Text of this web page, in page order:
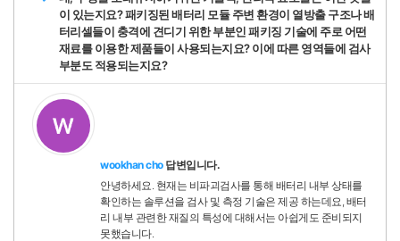
이 있는지요? 패키징된 배터리 모듈 주변 환경이 열방출 구조나 배
터리셀들이 충격에 견디기 위한 부분인 패키징 기술에 주로 어떤
재료를 이용한 제품들이 사용되는지요? 이에 따른 영역들에 검사
부분도 적용되는지요?
wookhan cho답변입니다.
안녕하세요. 현재는 비파괴검사를 통해 배터리 내부 상태를
확인하는 솔루션을 검사 및 측정 기술은 제공 하는데요, 배터
리 내부 관련한 재질의 특성에 대해서는 아쉽게도 준비되지
못했습니다.